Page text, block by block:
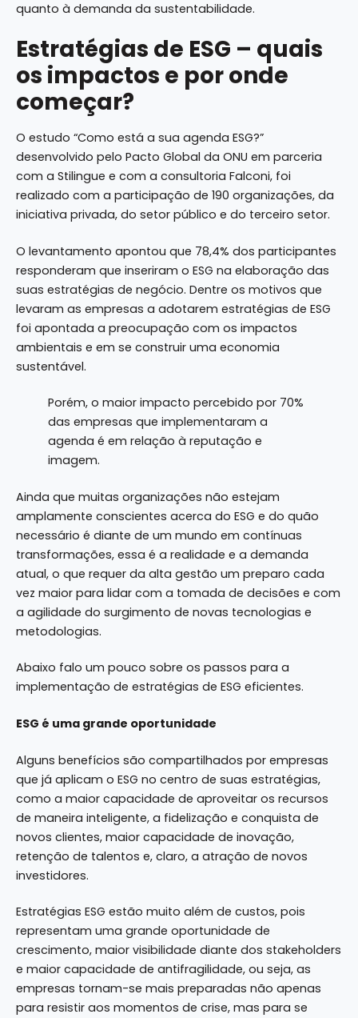
quanto à demanda da sustentabilidade.
Estratégias de ESG – quais
os impactos e por onde
começar?
O estudo “Como está a sua agenda ESG?”
desenvolvido pelo Pacto Global da ONU em parceria
com a Stilingue e com a consultoria Falconi, foi
realizado com a participação de 190 organizações, da
iniciativa privada, do setor público e do terceiro setor.
O levantamento apontou que 78,4% dos participantes
responderam que inseriram o ESG na elaboração das
suas estratégias de negócio. Dentre os motivos que
levaram as empresas a adotarem estratégias de ESG
foi apontada a preocupação com os impactos
ambientais e em se construir uma economia
sustentável.
Porém, o maior impacto percebido por 70%
das empresas que implementaram a
agenda é em relação à reputação e
imagem.
Ainda que muitas organizações não estejam
amplamente conscientes acerca do ESG e do quão
necessário é diante de um mundo em contínuas
transformações, essa é a realidade e a demanda
atual, o que requer da alta gestão um preparo cada
vez maior para lidar com a tomada de decisões e com
a agilidade do surgimento de novas tecnologias e
metodologias.
Abaixo falo um pouco sobre os passos para a
implementação de estratégias de ESG eficientes.
ESG é uma grande oportunidade
Alguns benefícios são compartilhados por empresas
que já aplicam o ESG no centro de suas estratégias,
como a maior capacidade de aproveitar os recursos
de maneira inteligente, a fidelização e conquista de
novos clientes, maior capacidade de inovação,
retenção de talentos e, claro, a atração de novos
investidores.
Estratégias ESG estão muito além de custos, pois
representam uma grande oportunidade de
crescimento, maior visibilidade diante dos stakeholders
e maior capacidade de antifragilidade, ou seja, as
empresas tornam-se mais preparadas não apenas
para resistir aos momentos de crise, mas para se